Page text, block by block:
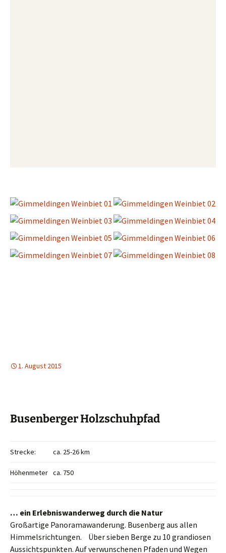
1. August 2015
Busenberger Holzschuhpfad
Strecke: ca. 25-26 km
Höhenmeter ca. 750
… ein Erlebniswanderweg durch die Natur
Großartige Panoramawanderung. Busenberg aus allen
Himmelsrichtungen. Über sieben Berge zu 10 grandiosen
Aussichtspunkten. Auf verwunschenen Pfaden und Wegen